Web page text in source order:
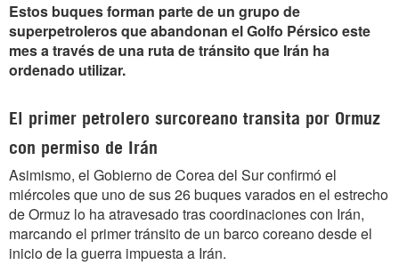
Estos buques forman parte de un grupo de
superpetroleros que abandonan el Golfo Pérsico este
mes a través de una ruta de tránsito que Irán ha
ordenado utilizar.
El primer petrolero surcoreano transita por Ormuz
con permiso de Irán
Asimismo, el Gobierno de Corea del Sur confirmó el
miércoles que uno de sus 26 buques varados en el estrecho
de Ormuz lo ha atravesado tras coordinaciones con Irán,
marcando el primer tránsito de un barco coreano desde el
inicio de la guerra impuesta a Irán.